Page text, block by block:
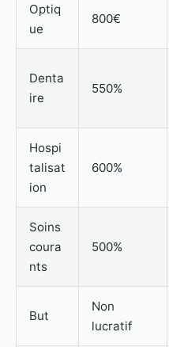
Optiq
ue
800€
Denta
ire
550%
Hospi
talisat
ion
600%
Soins
coura
nts
500%
But
Non
lucratif